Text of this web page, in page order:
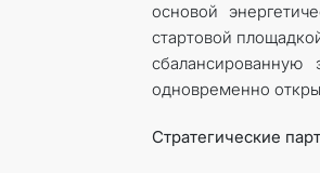
основой
стартовой
сбалансированную
одновременно
Стратегические